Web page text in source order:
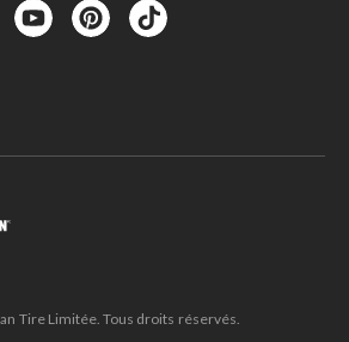
Tire Limitée. Tous droits réservés.